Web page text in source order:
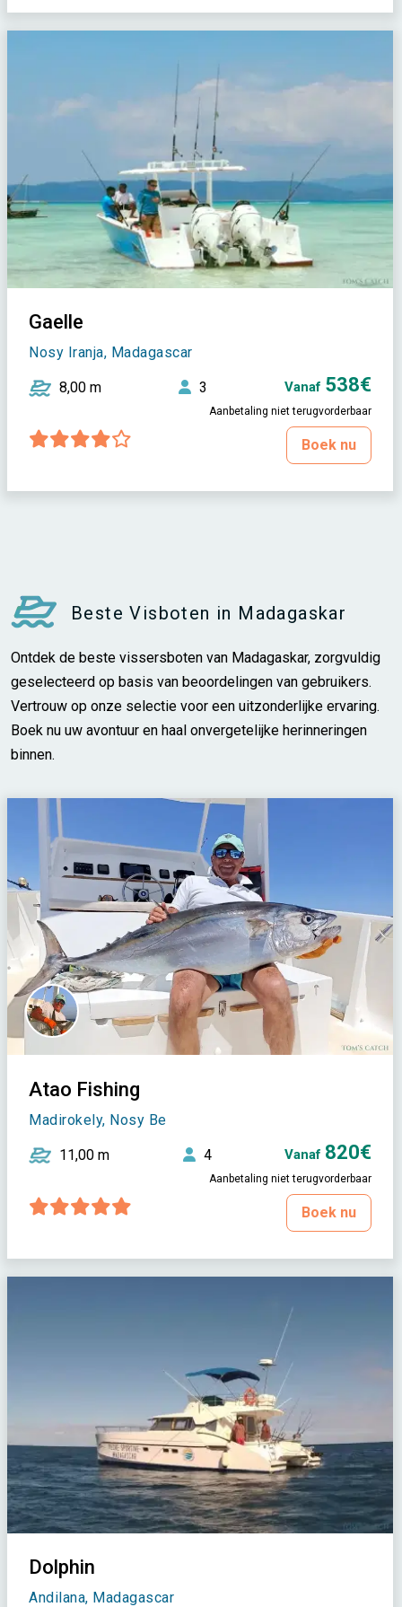
Gaelle
Nosy Iranja, Madagascar
8,00 m 3 Vanaf 538€
Aanbetaling niet terugvorderbaar
Boek nu
Beste Visboten in Madagaskar
Ontdek de beste vissersboten van Madagaskar, zorgvuldig
geselecteerd op basis van beoordelingen van gebruikers.
Vertrouw op onze selectie voor een uitzonderlijke ervaring.
Boek nu uw avontuur en haal onvergetelijke herinneringen
binnen.
Atao Fishing
Madirokely, Nosy Be
11,00 m 4 Vanaf 820€
Aanbetaling niet terugvorderbaar
Boek nu
Dolphin
Andilana, Madagascar